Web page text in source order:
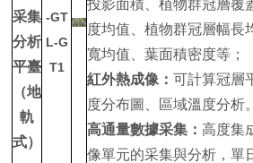
采集
分析
平臺
（地
軌
式）
-GT
L-G
T1
投影面積、植物群冠層覆
度均值、植物群冠層幅長
寬均值、葉面積密度等；
紅外熱成像 ：可計算冠層
度分布圖、區域溫度分析。
高通量數據采集：高度集
像單元的采集與分析，單